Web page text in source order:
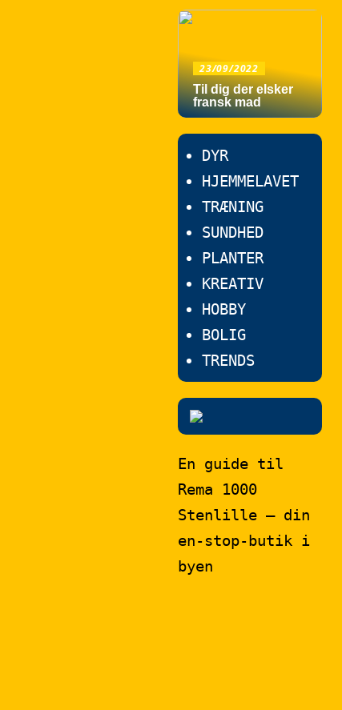
23/09/2022
Til dig der elsker
fransk mad
DYR
HJEMMELAVET
TRÆNING
SUNDHED
PLANTER
KREATIV
HOBBY
BOLIG
TRENDS
En guide til
Rema 1000
Stenlille – din
en-stop-butik i
byen